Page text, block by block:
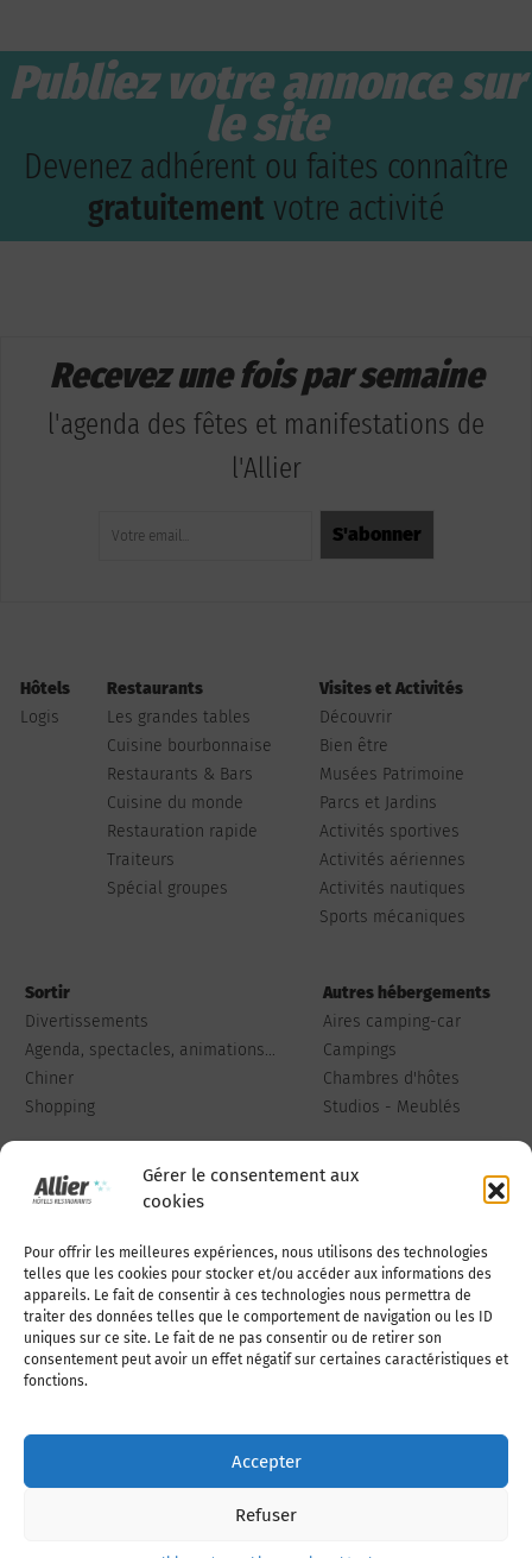
Gérer le consentement aux
cookies
Pour offrir les meilleures expériences, nous utilisons des technologies
telles que les cookies pour stocker et/ou accéder aux informations des
appareils. Le fait de consentir à ces technologies nous permettra de
traiter des données telles que le comportement de navigation ou les ID
uniques sur ce site. Le fait de ne pas consentir ou de retirer son
consentement peut avoir un effet négatif sur certaines caractéristiques et
fonctions.
Accepter
Refuser
Publiez votre annonce sur
le site
Devenez adhérent ou faites connaître
gratuitement votre activité
Recevez une fois par semaine
l'agenda des fêtes et manifestations de
l'Allier
Hôtels
Logis
Restaurants
Les grandes tables
Cuisine bourbonnaise
Restaurants & Bars
Cuisine du monde
Restauration rapide
Traiteurs
Spécial groupes
Visites et Activités
Découvrir
Bien être
Musées Patrimoine
Parcs et Jardins
Activités sportives
Activités aériennes
Activités nautiques
Sports mécaniques
Sortir
Divertissements
Agenda, spectacles, animations...
Chiner
Shopping
Autres hébergements
Aires camping-car
Campings
Chambres d'hôtes
Studios - Meublés
Qui sommes-nous Publiez votre annonce
Adhérer à l’association Nous contacter
Politique de cookies (UE)